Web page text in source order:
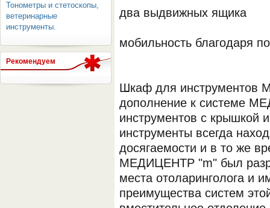
ОБОРУДОВАНИЯ МЕДКОМ
Тонометры и стетоскопы,
ветеринарные
инструменты.
Рекомендуем
два выдвижных ящика
мобильность благодаря
Шкаф для инструментов
дополнение к системе
инструментов с крышкой
инструменты всегда
досягаемости и в то же
МЕДИЦЕНТР "m" был
места отоларинголога и
преимущества систем